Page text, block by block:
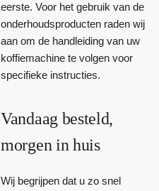
eerste. Voor het gebruik van de
onderhoudsproducten raden wij
aan om de handleiding van uw
koffiemachine te volgen voor
specifieke instructies.
Vandaag besteld,
morgen in huis
Wij begrijpen dat u zo snel